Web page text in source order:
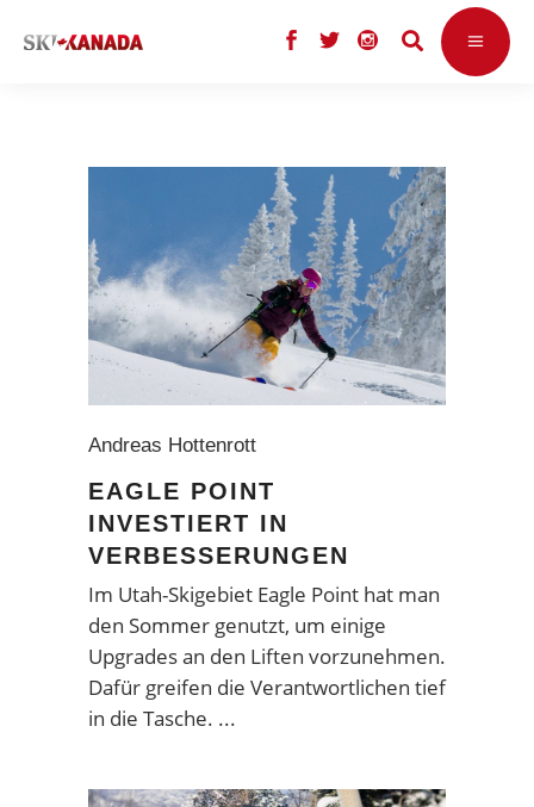
Andreas Hottenrott
EAGLE POINT
INVESTIERT IN
VERBESSERUNGEN
Im Utah-Skigebiet Eagle Point hat man
den Sommer genutzt, um einige
Upgrades an den Liften vorzunehmen.
Dafür greifen die Verantwortlichen tief
in die Tasche.